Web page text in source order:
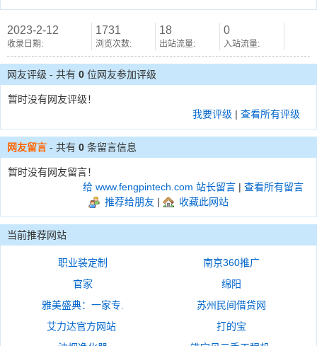
2023-2-12
收录日期:
1731
浏览次数:
18
出站流量:
0
入站流量:
网友评级 - 共有 0 位网友参加评级
暂时没有网友评级！
我要评级 | 查看所有评级
网友留言 - 共有 0 条留言信息
暂时没有网友留言！
给 www.fengpintech.com 站长留言 | 查看所有留言
推荐给朋友 | 收藏此网站
当前推荐网站
职业装定制
南京360推广
官家
绵阳
雅美盛典：一家专.
苏州民间借贷网
艾力达官方网站
打的宝